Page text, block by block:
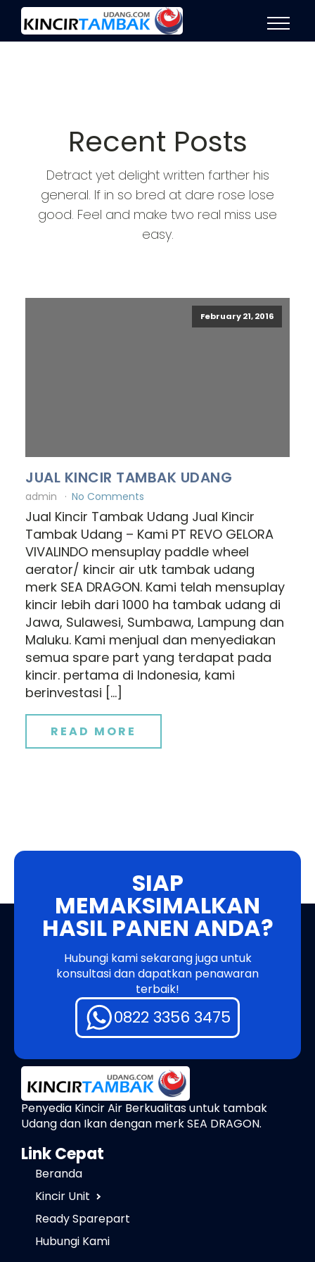
Recent Posts
Detract yet delight written farther his
general. If in so bred at dare rose lose
good. Feel and make two real miss use
easy.
February 21, 2016
JUAL KINCIR TAMBAK UDANG
admin No Comments
Jual Kincir Tambak Udang Jual Kincir
Tambak Udang – Kami PT REVO GELORA
VIVALINDO mensuplay paddle wheel
aerator/ kincir air utk tambak udang
merk SEA DRAGON. Kami telah mensuplay
kincir lebih dari 1000 ha tambak udang di
Jawa, Sulawesi, Sumbawa, Lampung dan
Maluku. Kami menjual dan menyediakan
semua spare part yang terdapat pada
kincir. pertama di Indonesia, kami
berinvestasi […]
READ MORE
SIAP
MEMAKSIMALKAN
HASIL PANEN ANDA?
Hubungi kami sekarang juga untuk
konsultasi dan dapatkan penawaran
terbaik!
0822 3356 3475
Penyedia Kincir Air Berkualitas untuk tambak
Udang dan Ikan dengan merk SEA DRAGON.
Link Cepat
Beranda
Kincir Unit
Ready Sparepart
Hubungi Kami